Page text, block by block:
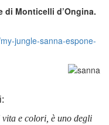
di Monticelli d’Ongina.
jungle-sanna-espone-
e colori, è uno degli